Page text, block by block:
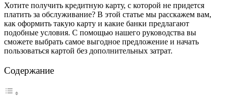
Хотите получить кредитную карту, с которой не придется
платить за обслуживание? В этой статье мы расскажем вам,
как оформить такую карту и какие банки предлагают
подобные условия. С помощью нашего руководства вы
сможете выбрать самое выгодное предложение и начать
пользоваться картой без дополнительных затрат.
Содержание